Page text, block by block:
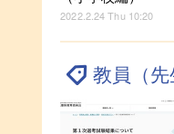
2022.2.24 Thu 10:20
教員（先